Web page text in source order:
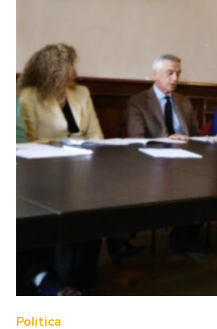
Politica